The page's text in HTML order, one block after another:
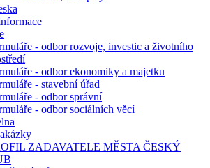
- odbor rozvoje, investic a životního
- odbor ekonomiky a majetku
- stavební úřad
- odbor správní
- odbor sociálních věcí
ZADAVATELE MĚSTA ČESKÝ